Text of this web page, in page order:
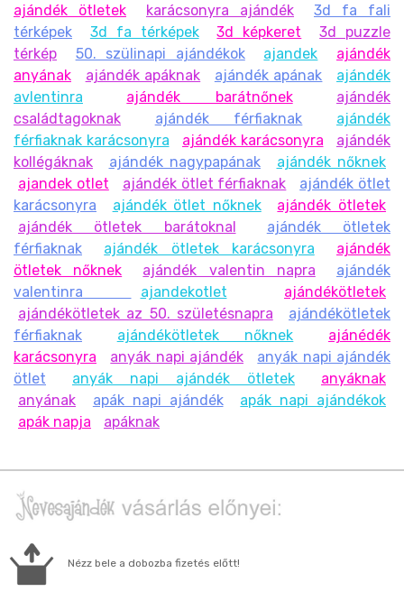
ajándék ötletek
karácsonyra ajándék
3d fa fali
térképek
3d fa térképek 3d képkeret
3d puzzle
térkép
50. szülinapi ajándékok ajandek
ajándék
anyának
ajándék apáknak ajándék apának
ajándék
avlentinra
ajándék barátnőnek
ajándék
családtagoknak
ajándék férfiaknak
ajándék
férfiaknak karácsonyra
ajándék karácsonyra
ajándék
kollégáknak
ajándék nagypapának
ajándék nőknek
ajandek otlet
ajándék ötlet férfiaknak
ajándék ötlet
karácsonyra
ajándék ötlet nőknek
ajándék ötletek
ajándék ötletek barátoknal
ajándék ötletek
férfiaknak
ajándék ötletek karácsonyra
ajándék
ötletek nőknek
ajándék valentin napra
ajándék
valentinra
ajandekotlet
ajándékötletek
ajándékötletek az 50. születésnapra
ajándékötletek
férfiaknak
ajándékötletek nőknek
ajánédék
karácsonyra
anyák napi ajándék
anyák napi ajándék
ötlet
anyák napi ajándék ötletek
anyáknak
anyának
apák napi ajándék
apák napi ajándékok
apák napja
apáknak
Nézz bele a dobozba fizetés előtt!